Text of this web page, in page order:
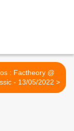
: Factheory @
Rock Classic - 13/05/2022 >